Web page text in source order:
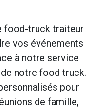
food-truck traiteur
vos événements
à notre service
notre food truck.
pour
de famille,